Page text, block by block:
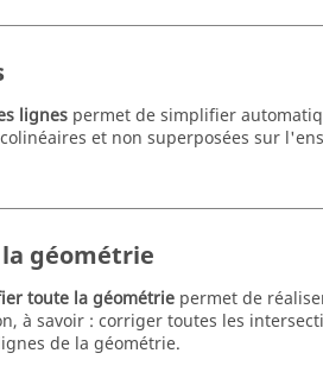
lignes permet de simplifier
et non superposées sur
géométrie
toute la géométrie permet de
à savoir : corriger toutes les
de la géométrie.